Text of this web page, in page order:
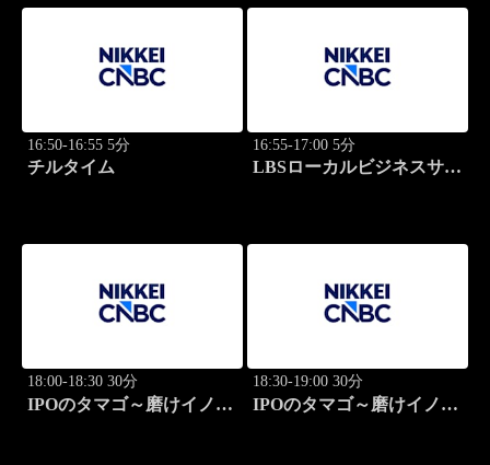
16:50-16:55 5分
チルタイム
16:55-17:00 5分
LBSローカルビジネスサテ
18:00-18:30 30分
IPOのタマゴ～磨けイノベ
18:30-19:00 30分
IPOのタマゴ～磨けイノベ